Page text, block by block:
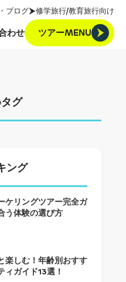
ブログ 修学旅行/教育旅行向け
わせ
ツアーMENU
グ
ング
ケリングツアー完全ガ
う体験の選び方
楽しむ！年齢別おすす
ィガイド13選！